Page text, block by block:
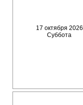
17 октября 2026
Суббота